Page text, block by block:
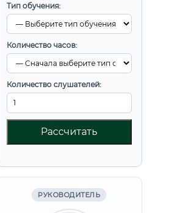
Тип обучения:
Количество часов:
Количество слушателей:
Рассчитать
РУКОВОДИТЕЛЬ